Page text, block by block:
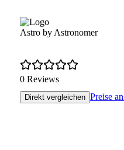
Astro by Astronomer
0 Reviews
Direkt vergleichen Preise